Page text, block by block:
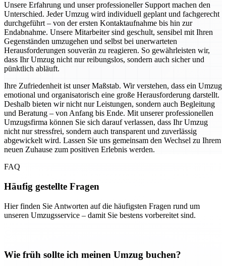
Unsere Erfahrung und unser professioneller Support machen den
Unterschied. Jeder Umzug wird individuell geplant und fachgerecht
durchgeführt – von der ersten Kontaktaufnahme bis hin zur
Endabnahme. Unsere Mitarbeiter sind geschult, sensibel mit Ihren
Gegenständen umzugehen und selbst bei unerwarteten
Herausforderungen souverän zu reagieren. So gewährleisten wir,
dass Ihr Umzug nicht nur reibungslos, sondern auch sicher und
pünktlich abläuft.
Ihre Zufriedenheit ist unser Maßstab. Wir verstehen, dass ein Umzug
emotional und organisatorisch eine große Herausforderung darstellt.
Deshalb bieten wir nicht nur Leistungen, sondern auch Begleitung
und Beratung – von Anfang bis Ende. Mit unserer professionellen
Umzugsfirma können Sie sich darauf verlassen, dass Ihr Umzug
nicht nur stressfrei, sondern auch transparent und zuverlässig
abgewickelt wird. Lassen Sie uns gemeinsam den Wechsel zu Ihrem
neuen Zuhause zum positiven Erlebnis werden.
FAQ
Häufig gestellte Fragen
Hier finden Sie Antworten auf die häufigsten Fragen rund um
unseren Umzugsservice – damit Sie bestens vorbereitet sind.
Wie früh sollte ich meinen Umzug buchen?